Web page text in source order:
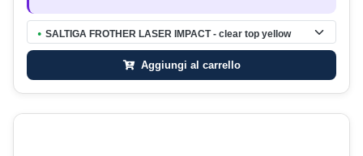
● SALTIGA FROTHER LASER IMPACT - clear top yellow
Aggiungi al carrello